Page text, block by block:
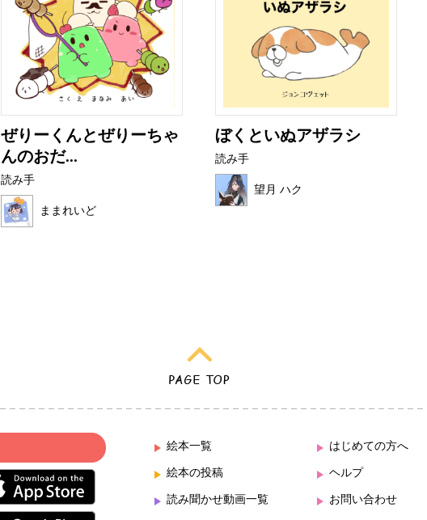
ぜりーくんとぜりーちゃ
んのおだ...
読み手
ままれいど
ぼくといぬアザラシ
読み手
望月 ハク
絵本一覧
絵本の投稿
読み聞かせ動画一覧
はじめての方へ
ヘルプ
お問い合わせ